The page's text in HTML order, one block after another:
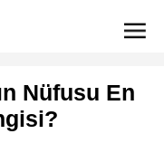
Nüfusu En